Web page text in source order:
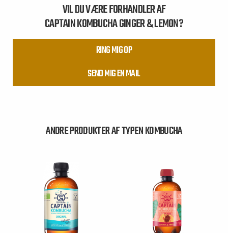
VIL DU VÆRE FORHANDLER AF
CAPTAIN KOMBUCHA GINGER & LEMON?
RING MIG OP
SEND MIG EN MAIL
ANDRE PRODUKTER AF TYPEN KOMBUCHA